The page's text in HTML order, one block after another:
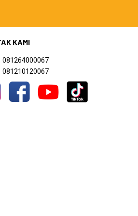
KAMI
081264000067
081210120067